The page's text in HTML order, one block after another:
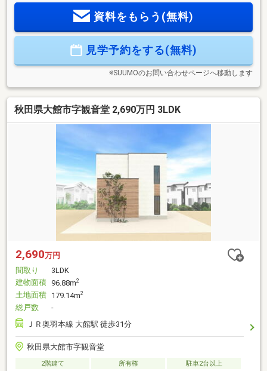
２８２１万円・返済年数 40年・金利（変動） 1.00％
資料をもらう(無料)
見学予約をする(無料)
※SUUMOのお問い合わせページへ移動します
秋田県大館市字観音堂 2,690万円 3LDK
2,690万円
間取り
3LDK
建物面積 96.88m2
土地面積 179.14m2
総戸数
-
ＪＲ奥羽本線 大館駅 徒歩31分
秋田県大館市字観音堂
2階建て 所有権
駐車2台以上